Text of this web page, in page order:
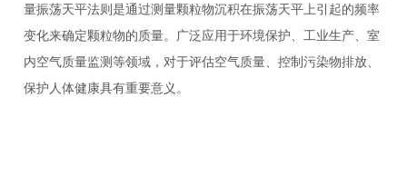
量振荡天平法则是通过测量颗粒物沉积在振荡天平上引起的频率
变化来确定颗粒物的质量。广泛应用于环境保护、工业生产、室
内空气质量监测等领域，对于评估空气质量、控制污染物排放、
保护人体健康具有重要意义。